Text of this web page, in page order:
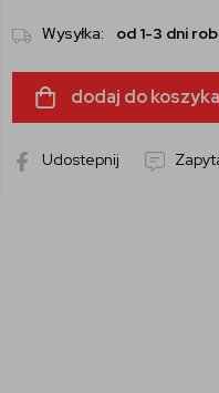
Wysyłka: od 1-3 dni
dodaj do koszyka
Udostepnij